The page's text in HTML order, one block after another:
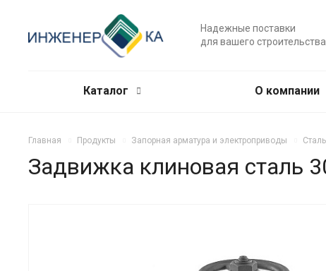
Надежные поставки
для вашего строительства
Каталог О компании
Главная Продукты Запорная арматура и электроприводы
Задвижка клиновая сталь